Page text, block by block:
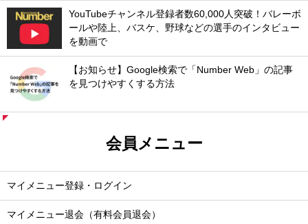
YouTubeチャンネル登録者数60,000人突破！バレーボ
ールや陸上、バスケ、野球などの選手のインタビュー
を動画で
【お知らせ】Google検索で「Number Web」の記事
を見つけやすくする方法
会員メニュー
マイメニュー登録・ログイン
マイメニュー退会（有料会員退会）